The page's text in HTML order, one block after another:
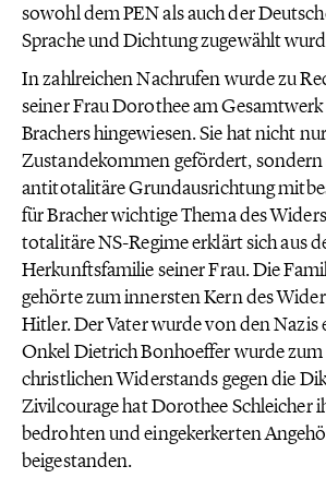
sowohl dem PEN als auch der
Sprache und Dichtung zugewählt
In zahlreichen Nachrufen wurde zu
seiner Frau Dorothee am
Brachers hingewiesen. Sie hat nicht
Zustandekommen gefördert, sondern
antitotalitäre Grundausrichtung
für Bracher wichtige Thema des
totalitäre NS-Regime erklärt sich aus
Herkunftsfamilie seiner Frau. Die
gehörte zum innersten Kern des
Hitler. Der Vater wurde von den
Onkel Dietrich Bonhoeffer wurde
christlichen Widerstands gegen die
Zivilcourage hat Dorothee Schleicher
bedrohten und eingekerkerten
beigestanden.